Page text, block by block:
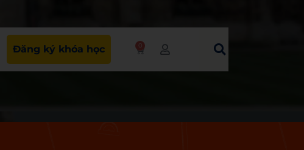
Đăng ký khóa học 0